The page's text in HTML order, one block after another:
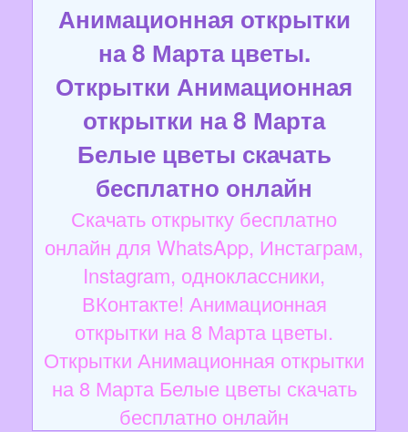
Анимационная открытки
на 8 Марта цветы.
Открытки Анимационная
открытки на 8 Марта
Белые цветы скачать
бесплатно онлайн
Скачать открытку бесплатно
онлайн для WhatsApp, Инстаграм,
Instagram, одноклассники,
ВКонтакте! Анимационная
открытки на 8 Марта цветы.
Открытки Анимационная открытки
на 8 Марта Белые цветы скачать
бесплатно онлайн